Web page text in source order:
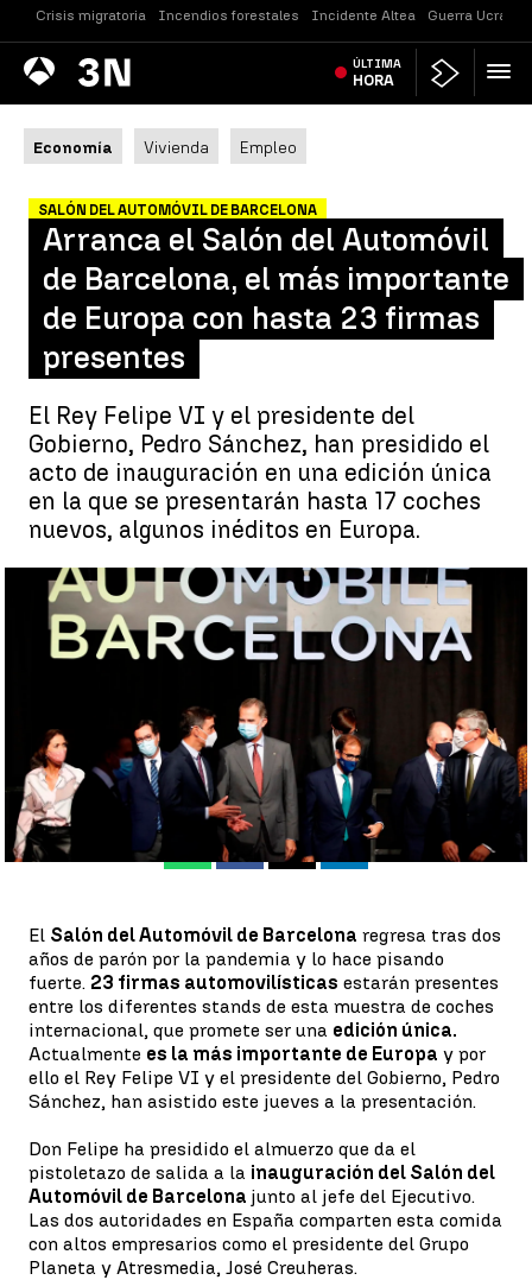
Crisis migratoria Incendios forestales Incidente Altea Guerra Ucrania
Antena
3 Noticias ÚLTIMA
HORA
Economía Vivienda Empleo
SALÓN DEL AUTOMÓVIL DE BARCELONA
Arranca el Salón del Automóvil
de Barcelona, el más importante
de Europa con hasta 23 firmas
presentes
El Rey Felipe VI y el presidente del
Gobierno, Pedro Sánchez, han presidido el
acto de inauguración en una edición única
en la que se presentarán hasta 17 coches
nuevos, algunos inéditos en Europa.
Arranca el Salón del Automóvil de Barcelona, el más importante
de Europa con hasta 23 firmas presentes |
Sara Rincón |Sandra Izquierdo
Publicado: 30 de septiembre de 2021, 17:01
WhatsappFacebook
X Linkedin
El Salón del Automóvil de Barcelona regresa tras dos
años de parón por la pandemia y lo hace pisando
fuerte. 23 firmas automovilísticas estarán presentes
entre los diferentes stands de esta muestra de coches
internacional, que promete ser una edición única.
Actualmente es la más importante de Europa y por
ello el Rey Felipe VI y el presidente del Gobierno, Pedro
Sánchez, han asistido este jueves a la presentación.
Don Felipe ha presidido el almuerzo que da el
pistoletazo de salida a la inauguración del Salón del
Automóvil de Barcelona junto al jefe del Ejecutivo.
Las dos autoridades en España comparten esta comida
con altos empresarios como el presidente del Grupo
Planeta y Atresmedia, José Creuheras.